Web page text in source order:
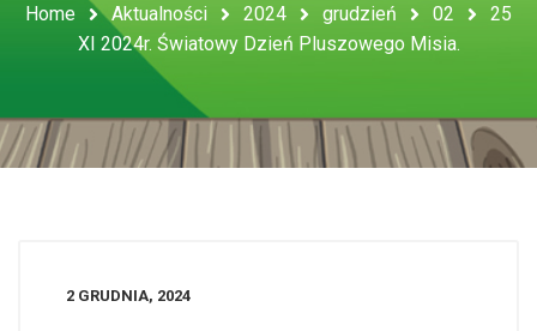
Home Aktualności 2024 grudzień 02
25
XI 2024r. Światowy Dzień Pluszowego Misia.
2 GRUDNIA, 2024